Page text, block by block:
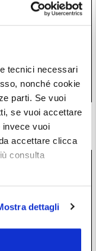
tecnici necessari
nonché cookie
parti. Se vuoi
se vuoi accettare
vuoi
accettare clicca
consulta
dettagli
all’AI. Da marzo